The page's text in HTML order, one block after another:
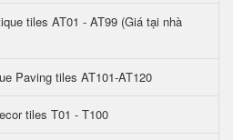
tiles AT01 - AT99 (Giá tại nhà
Paving tiles AT101-AT120
tiles T01 - T100